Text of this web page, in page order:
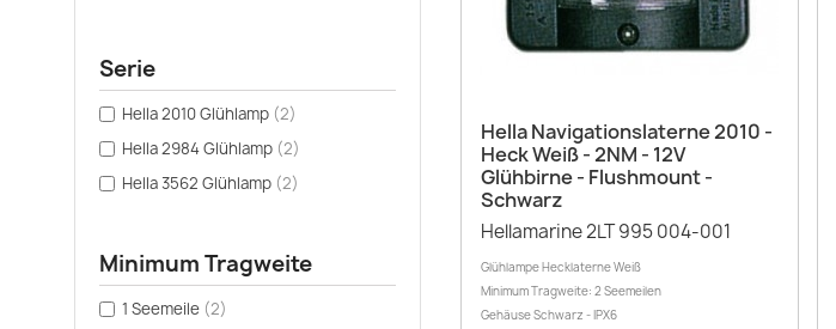
Serie
Hella 2010 Glühlamp (2)
Hella 2984 Glühlamp (2)
Hella 3562 Glühlamp (2)
Minimum Tragweite
1 Seemeile (2)
Vorschau
Hella Navigationslaterne 2010 -
Heck Weiß - 2NM - 12V
Glühbirne - Flushmount -
Schwarz
Hellamarine 2LT 995 004-001
Glühlampe Hecklaterne Weiß
Minimum Tragweite: 2 Seemeilen
Gehäuse Schwarz - IPX6